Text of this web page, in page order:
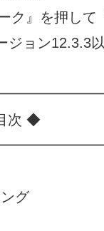
ク』を押し
ョン12.3.3
◆
グ